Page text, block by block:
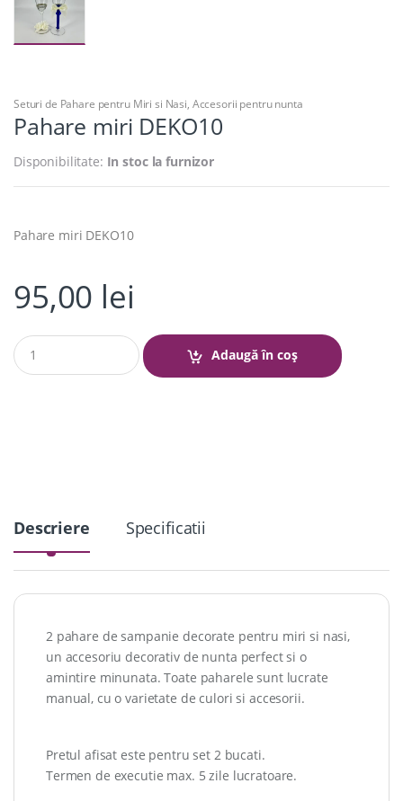
Seturi de Pahare pentru Miri si Nasi, Accesorii pentru nunta
Pahare miri DEKO10
Disponibilitate: In stoc la furnizor
Pahare miri DEKO10
95,00 lei
Q
u
Adaugă în coș
Descriere Specificatii
2 pahare de sampanie decorate pentru miri si nasi,
un accesoriu decorativ de nunta perfect si o
amintire minunata. Toate paharele sunt lucrate
manual, cu o varietate de culori si accesorii.
Pretul afisat este pentru set 2 bucati.
Termen de executie max. 5 zile lucratoare.